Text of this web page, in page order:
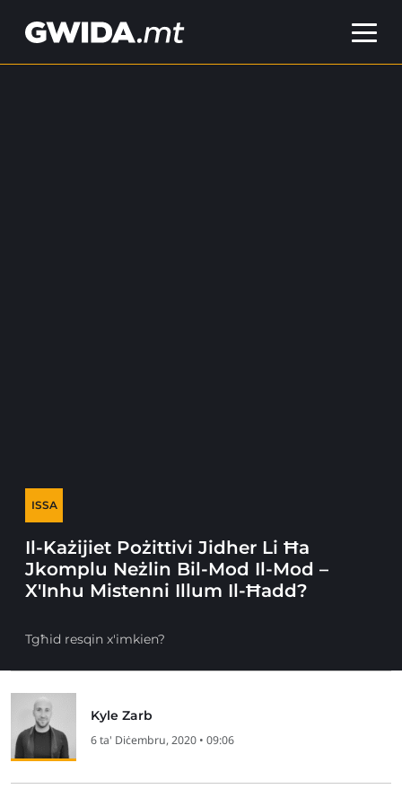
ISSA
Il-Każijiet Pożittivi Jidher Li Ħa
Jkomplu Neżlin Bil-Mod Il-Mod –
X'Inhu Mistenni Illum Il-Ħadd?
Tgħid resqin x'imkien?
Kyle Zarb
6 ta' Diċembru, 2020 • 09:06